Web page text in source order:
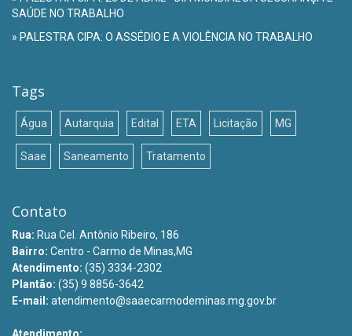
SAÚDE NO TRABALHO
» PALESTRA CIPA: O ASSÉDIO E A VIOLÊNCIA NO TRABALHO
Tags
Água Autarquia Edital ETA Licitação MG
Saae Saneamento Tratamento
Contato
Rua: Rua Cel. Antônio Ribeiro, 186
Bairro: Centro - Carmo de Minas,MG
Atendimento: (35) 3334-2302
Plantão: (35) 9 8856-3642
E-mail: atendimento@saaecarmodeminas.mg.gov.br